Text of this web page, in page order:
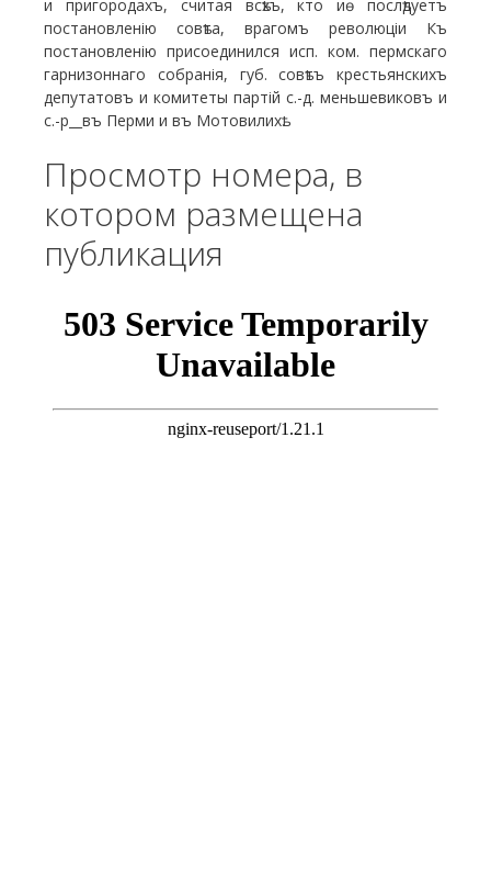
и пригородахъ, считая всѣхъ, кто иѳ послѣдуетъ
постановленію совѣта, врагомъ революціи Къ
постановленію присоединился исп. ком. пермскаго
гарнизоннаго собранія, губ. совѣтъ крестьянскихъ
депутатовъ и комитеты партій с.-д. меньшевиковъ и
с.-р__въ Перми и въ Мотовилихѣ.
Просмотр номера, в
котором размещена
публикация